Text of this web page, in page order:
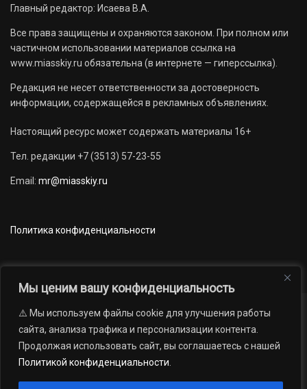
Мы ценим вашу конфиденциальность
⚠️ Мы используем файлы cookie для улучшения работы
сайта, анализа трафика и персонализации контента.
Продолжая использовать сайт, вы соглашаетесь с нашей
Политикой конфиденциальности
Главный редактор: Исаева В.А.
Все права защищены и охраняются законом. При полном или
частичном использовании материалов ссылка на
www.miasskiy.ru обязательна (в интернете — гиперссылка).
Редакция не несет ответственности за достоверность
информации, содержащейся в рекламных объявлениях.
Настоящий ресурс может содержать материалы 16+
Тел. редакции +7 (3513) 57-23-55
Email: mr@miasskiy.ru
Политика конфиденциальности
Новости Наши проекты
Официально
АРХИВ
16+
газеты «Миасский рабочий»; Областное государственное учреждение
«Издательский дом «Губерния». Все права защищены.